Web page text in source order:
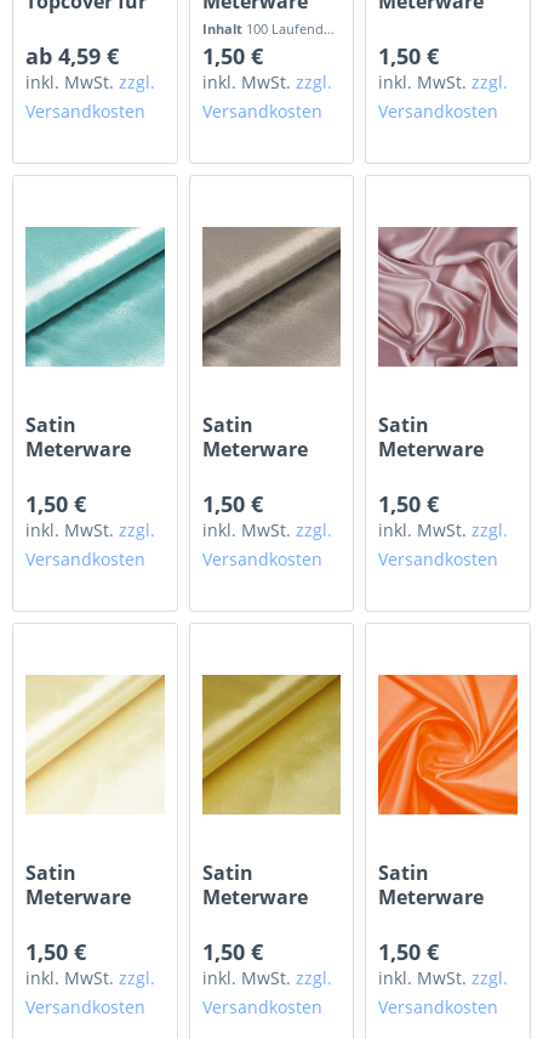
Stehtischhussen
ab 4,59 €
inkl. MwSt.zzgl.
Versandkosten
weiss
Inhalt 100 Laufende(r) Meter
1,50 €
inkl. MwSt. zzgl.
Versandkosten
1,50 €
inkl. MwSt.zzgl.
Versandkosten
Satin
Meterware
1,50 €
inkl. MwSt.zzgl.
Versandkosten
Satin
Meterware
1,50 €
inkl. MwSt. zzgl.
Versandkosten
Satin
Meterware
1,50 €
inkl. MwSt.zzgl.
Versandkosten
Satin
Meterware
1,50 €
inkl. MwSt.zzgl.
Versandkosten
Satin
Meterware
1,50 €
inkl. MwSt. zzgl.
Versandkosten
Satin
Meterware
1,50 €
inkl. MwSt.zzgl.
Versandkosten